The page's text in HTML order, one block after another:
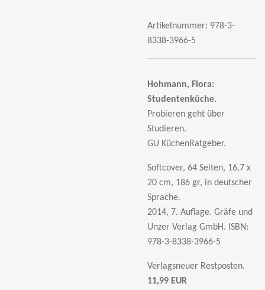
Artikelnummer: 978-3-
8338-3966-5
Hohmann, Flora:
Studentenküche.
Probieren geht über
Studieren.
GU KüchenRatgeber.
Softcover, 64 Seiten, 16,7 x
20 cm, 186 gr, in deutscher
Sprache.
2014, 7. Auflage. Gräfe und
Unzer Verlag GmbH. ISBN:
978-3-8338-3966-5
Verlagsneuer Restposten.
11,99 EUR